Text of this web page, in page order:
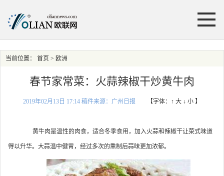
当前位置： 首页 > 欧洲
春节家常菜：火蒜辣椒干炒黄牛肉
2019年02月13日 17:14 稿件来源：广州日报 【字体： ↑ 大 ↓ 小 】
黄牛肉是温性的肉食，适合冬季食用，加入火蒜和辣椒干让菜式味道
得以升华。大蒜温中健胃，经过多次的熏制后蒜味更加浓郁。